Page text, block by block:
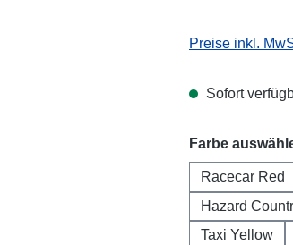
Preise inkl.
Sofort
Farbe
Racecar Red
Hazard
Taxi Yellow